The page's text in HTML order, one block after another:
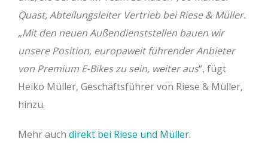
Quast, Abteilungsleiter Vertrieb bei Riese & Müller.
„Mit den neuen Außendienststellen bauen wir
unsere Position, europaweit führender Anbieter
von Premium E-Bikes zu sein, weiter aus“, fügt
Heiko Müller, Geschäftsführer von Riese & Müller,
hinzu.
Mehr auch direkt bei Riese und Müller.